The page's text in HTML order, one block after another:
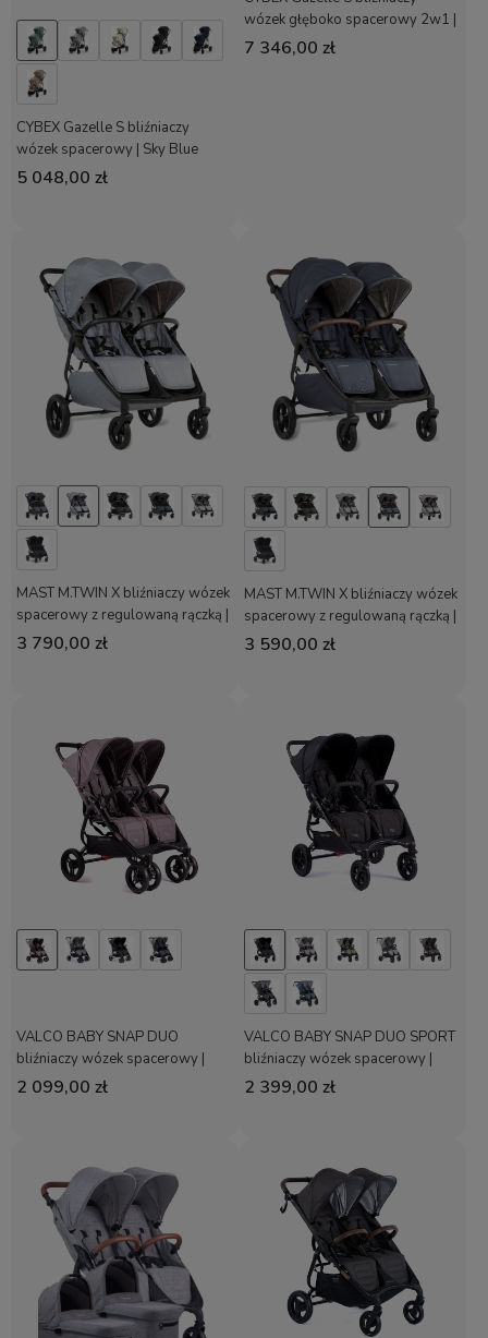
CYBEX Gazelle S bliźniaczy
wózek spacerowy | Sky Blue
5 048,00 zł
wózek głęboko spacerowy 2w1 |
Lava Grey
7 346,00 zł
MAST M.TWIN X bliźniaczy wózek
spacerowy z regulowaną rączką |
koła HP | Glacier Lake
3 790,00 zł
MAST M.TWIN X bliźniaczy wózek
spacerowy z regulowaną rączką |
koła light | Blueberry
3 590,00 zł
VALCO BABY SNAP DUO
bliźniaczy wózek spacerowy |
Dove Grey
2 099,00 zł
VALCO BABY SNAP DUO SPORT
bliźniaczy wózek spacerowy |
Coal Black
2 399,00 zł